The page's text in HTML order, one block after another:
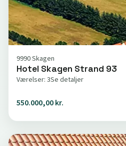
9990 Skagen
Hotel Skagen Strand 93
Værelser: 3Se detaljer
550.000,00 kr.